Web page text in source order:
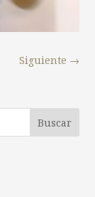
Siguiente →